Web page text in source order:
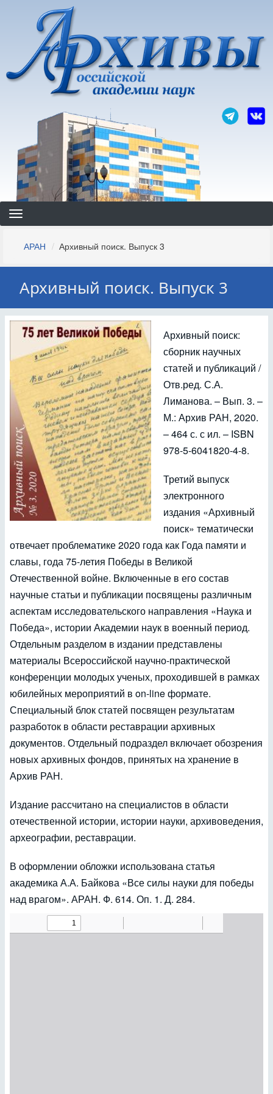
основному
содержанию
Строка
навигации
АРАН Архивный поиск. Выпуск 3
Архивный поиск. Выпуск 3
Архивный поиск:
сборник научных
статей и публикаций /
Отв.ред. С.А.
Лиманова. – Вып. 3. –
М.: Архив РАН, 2020.
– 464 с. с ил. – ISBN
978-5-6041820-4-8.
Третий выпуск
электронного
издания «Архивный
поиск» тематически
отвечает проблематике 2020 года как Года памяти и
славы, года 75-летия Победы в Великой
Отечественной войне. Включенные в его состав
научные статьи и публикации посвящены различным
аспектам исследовательского направления «Наука и
Победа», истории Академии наук в военный период.
Отдельным разделом в издании представлены
материалы Всероссийской научно-практической
конференции молодых ученых, проходившей в рамках
юбилейных мероприятий в on-line формате.
Специальный блок статей посвящен результатам
разработок в области реставрации архивных
документов. Отдельный подраздел включает обозрения
новых архивных фондов, принятых на хранение в
Архив РАН.
Издание рассчитано на специалистов в области
отечественной истории, истории науки, архивоведения,
археографии, реставрации.
В оформлении обложки использована статья
академика А.А. Байкова «Все силы науки для победы
над врагом». АРАН. Ф. 614. Оп. 1. Д. 284.